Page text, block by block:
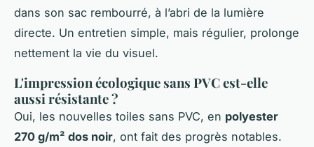
dans son sac rembourré, à l’abri de la lumière
directe. Un entretien simple, mais régulier, prolonge
nettement la vie du visuel.
L'impression écologique sans PVC est-elle
aussi résistante ?
Oui, les nouvelles toiles sans PVC, en polyester
270 g/m² dos noir, ont fait des progrès notables.